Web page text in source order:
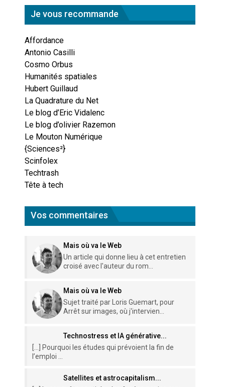
Je vous recommande
Affordance
Antonio Casilli
Cosmo Orbus
Humanités spatiales
Hubert Guillaud
La Quadrature du Net
Le blog d’Eric Vidalenc
Le blog d’olivier Razemon
Le Mouton Numérique
{Sciences²}
Scinfolex
Techtrash
Tête à tech
Vos commentaires
Mais où va le Web
Un article qui donne lieu à cet entretien
croisé avec l'auteur du rom...
Mais où va le Web
Sujet traité par Loris Guemart, pour
Arrêt sur images, où j'intervien...
Technostress et IA générative...
[…] Pourquoi les études qui prévoient la fin de
l’emploi ...
Satellites et astrocapitalism...